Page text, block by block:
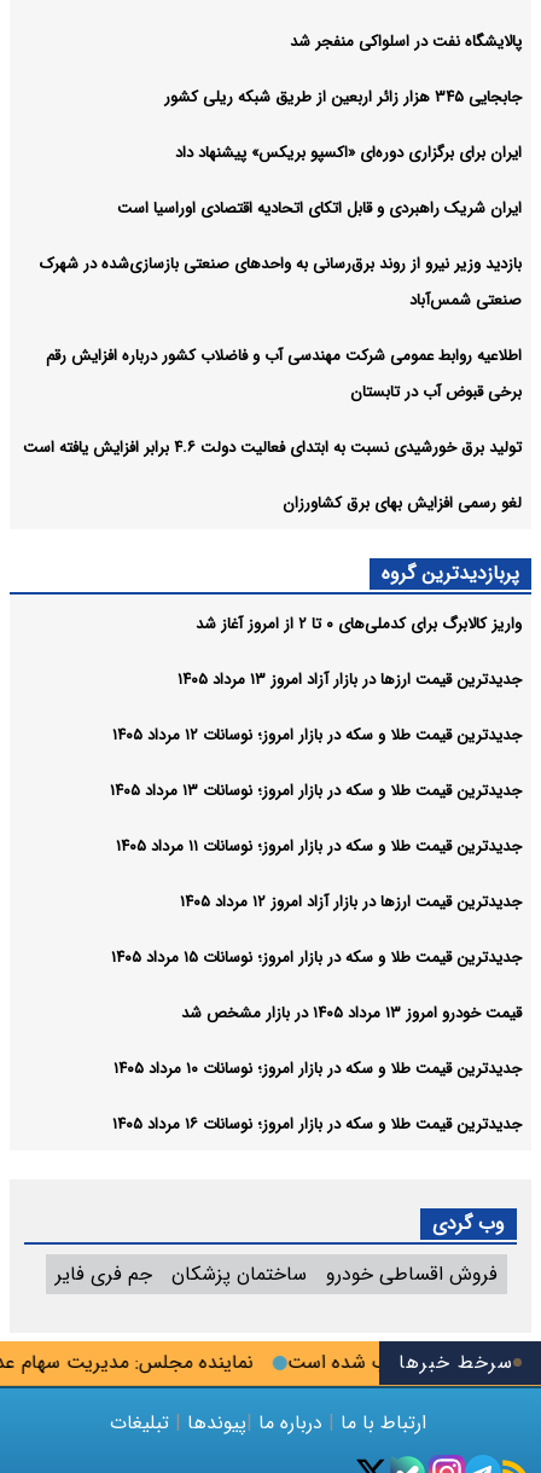
سرخط خبرها نماینده مجلس: مدیریت سهام عدالت بیرانوند انتخاب شده است
پالایشگاه نفت در اسلواکی منفجر شد
جابجایی ۳۴۵ هزار زائر اربعین از طریق شبکه ریلی کشور
ایران برای برگزاری دوره‌ای «اکسپو بریکس» پیشنهاد داد
ایران شریک راهبردی و قابل اتکای اتحادیه اقتصادی اوراسیا است
بازدید وزیر نیرو از روند برق‌رسانی به واحدهای صنعتی بازسازی‌شده در شهرک
صنعتی شمس‌آباد
اطلاعیه روابط عمومی شرکت مهندسی آب و فاضلاب کشور درباره افزایش رقم
برخی قبوض آب در تابستان
تولید برق خورشیدی نسبت به ابتدای فعالیت دولت ۴.۶ برابر افزایش یافته است
لغو رسمی افزایش بهای برق کشاورزان
پربازدیدترین گروه
واریز کالابرگ برای کدملی‌های ۰ تا ۲ از امروز آغاز شد
جدیدترین قیمت ارزها در بازار آزاد امروز ۱۳ مرداد ۱۴۰۵
جدیدترین قیمت طلا و سکه در بازار امروز؛ نوسانات ۱۲ مرداد ۱۴۰۵
جدیدترین قیمت طلا و سکه در بازار امروز؛ نوسانات ۱۳ مرداد ۱۴۰۵
جدیدترین قیمت طلا و سکه در بازار امروز؛ نوسانات ۱۱ مرداد ۱۴۰۵
جدیدترین قیمت ارزها در بازار آزاد امروز ۱۲ مرداد ۱۴۰۵
جدیدترین قیمت طلا و سکه در بازار امروز؛ نوسانات ۱۵ مرداد ۱۴۰۵
قیمت خودرو امروز ۱۳ مرداد ۱۴۰۵ در بازار مشخص شد
جدیدترین قیمت طلا و سکه در بازار امروز؛ نوسانات ۱۰ مرداد ۱۴۰۵
جدیدترین قیمت طلا و سکه در بازار امروز؛ نوسانات ۱۶ مرداد ۱۴۰۵
وب گردی
فروش اقساطی خودرو
ساختمان پزشکان جم فری فایر
ارتباط با ما | درباره ما |پیوندها | تبلیغات